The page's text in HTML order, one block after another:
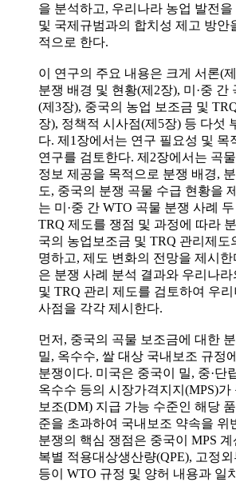
을 분석하고, 우리나라 농업 발전
및 국제규범과의 합치성 제고 방안
적으로 한다.
이 연구의 주요 내용은 크게 서론(
분쟁 배경 및 현황(제2장), 미·중 간
(제3장), 중국의 농업 보조금 및
장), 정책적 시사점(제5장) 등 다섯
다. 제1장에서는 연구 필요성 및 목
연구를 검토한다. 제2장에서는 곡
정보 제공을 목적으로 분쟁 배경,
도, 중국의 분쟁 곡물 수급 현황을
는 미·중 간 WTO 곡물 분쟁 사례
TRQ 제도를 쟁점 및 과정에 따라
국의 농업보조금 및 TRQ 관리제도
명하고, 제도 변화의 전망을 제시
은 분쟁 사례 분석 결과와 우리나
및 TRQ 관리 제도를 검토하여 우리
사점을 각각 제시한다.
먼저, 중국의 곡물 보조금에 대한
밀, 옥수수, 쌀 대상 국내보조 규정
분쟁이다. 미국은 중국이 밀, 중·단
옥수수 등의 시장가격지지(MPS)
보조(DM) 지급 가능 수준인 해당
준을 초과하여 국내보조 약속을 위
분쟁의 핵심 쟁점은 중국이 MPS
복별 적용대상생산량(QPE), 고정
등이 WTO 규정 및 양허 내용과 일